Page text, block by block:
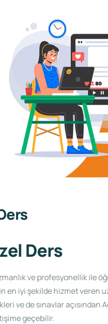
Ders
ve profesyonellik ile
en iyi şekilde hizmet veren
ve de sınavlar açısından
geçebilir.